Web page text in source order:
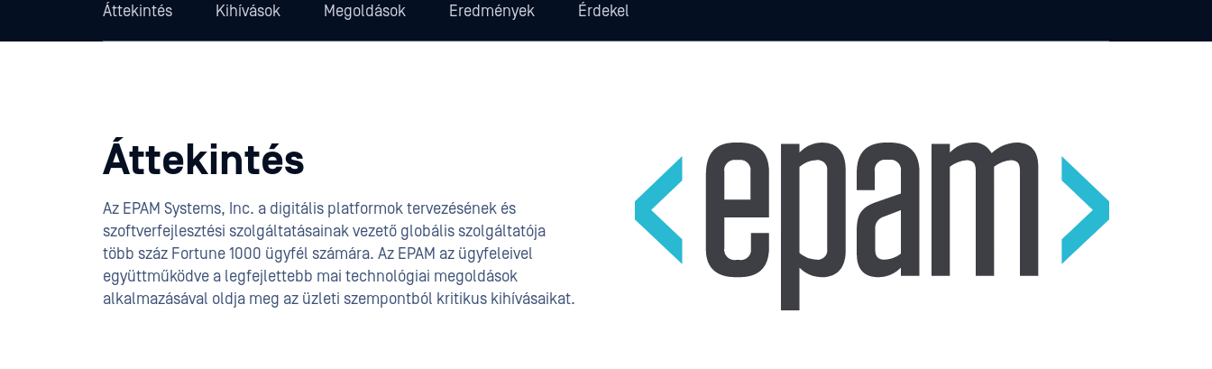
Áttekintés Kihívások Megoldások Eredmények Érdekel
Áttekintés
Az EPAM Systems, Inc. a digitális platformok tervezésének és
szoftverfejlesztési szolgáltatásainak vezető globális szolgáltatója
több száz Fortune 1000 ügyfél számára. Az EPAM az ügyfeleivel
együttműködve a legfejlettebb mai technológiai megoldások
alkalmazásával oldja meg az üzleti szempontból kritikus kihívásaikat.